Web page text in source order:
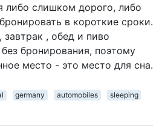
либо слишком дорого, либо
в короткие сроки.
, обед и пиво
бронирования, поэтому
место - это место для сна.
germany automobiles
sleeping